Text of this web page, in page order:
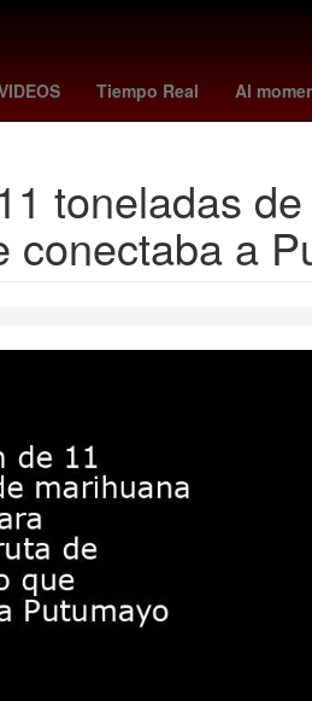
Tiempo Real Al
- thunder marlins - padres
toneladas
conectaba a